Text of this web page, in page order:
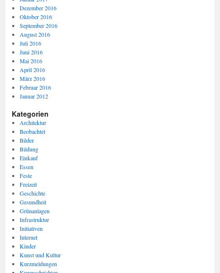
Dezember 2016
Oktober 2016
September 2016
August 2016
Juli 2016
Juni 2016
Mai 2016
April 2016
März 2016
Februar 2016
Januar 2012
Kategorien
Architektur
Beobachtet
Bilder
Bildung
Einkauf
Essen
Feste
Freizeit
Geschichte
Gesundheit
Grünanlagen
Infrastruktur
Initiativen
Internet
Kinder
Kunst und Kultur
Kurzmeldungen